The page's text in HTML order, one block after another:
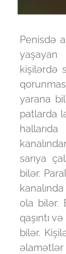
Penisdə
yaşayan
kişilərdə
yarana
patlarda
sarıya
bilər.
ola bilər.
qaşıntı
bilər.
əlamətlər